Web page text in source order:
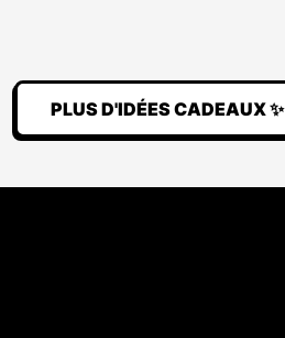
PLUS D'IDÉES CADEAUX ✨